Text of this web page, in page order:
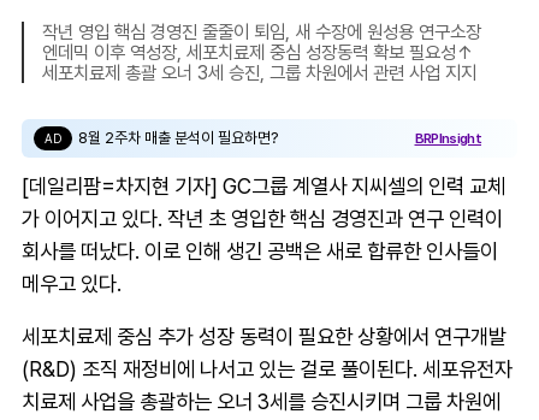
작년 영입 핵심 경영진 줄줄이 퇴임, 새 수장에 원성용 연구소장
엔데믹 이후 역성장, 세포치료제 중심 성장동력 확보 필요성↑
세포치료제 총괄 오너 3세 승진, 그룹 차원에서 관련 사업 지지
AD 8월 2주차 매출 분석이 필요하면? BRPInsight
[데일리팜=차지현 기자] GC그룹 계열사 지씨셀의 인력 교체
가 이어지고 있다. 작년 초 영입한 핵심 경영진과 연구 인력이
회사를 떠났다. 이로 인해 생긴 공백은 새로 합류한 인사들이
메우고 있다.
세포치료제 중심 추가 성장 동력이 필요한 상황에서 연구개발
(R&D) 조직 재정비에 나서고 있는 걸로 풀이된다. 세포유전자
치료제 사업을 총괄하는 오너 3세를 승진시키며 그룹 차원에